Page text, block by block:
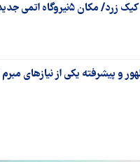
و پیشرفته یکی از نیازهای